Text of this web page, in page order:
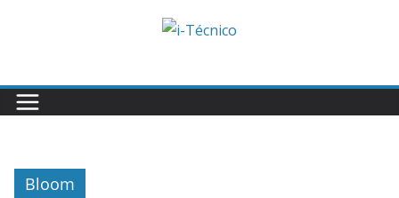
Bloom